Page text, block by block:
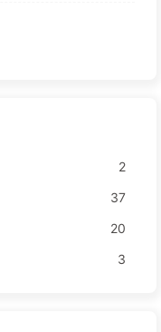
2
37
20
3